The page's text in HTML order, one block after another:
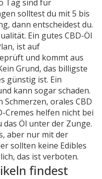
Tag sind für
solltest du mit 5 bis
dann entscheidest du.
Ein gutes CBD-Öl
ist auf
und kommt aus
Grund, das billigste
günstig ist. Ein
kann sogar schaden.
orales CBD
Cremes helfen nicht bei
Öl unter der Zunge.
aber nur mit der
sollten keine Edibles
das ist verboten.
findest